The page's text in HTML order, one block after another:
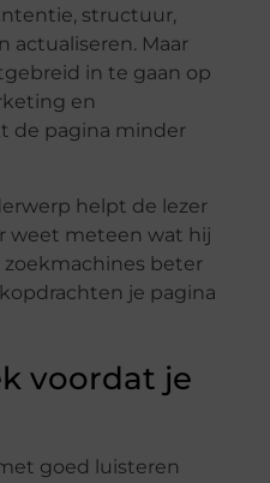
structuur,
actualiseren. Maar
in te gaan op
en
de pagina minder
helpt de lezer
weet meteen wat hij
beter
je pagina
voordat je
goed luisteren